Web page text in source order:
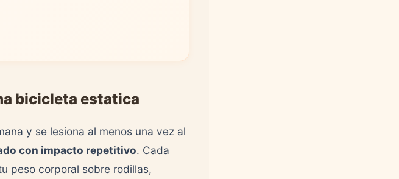
bicicleta estatica
y se lesiona al menos una vez al
con impacto repetitivo. Cada
peso corporal sobre rodillas,